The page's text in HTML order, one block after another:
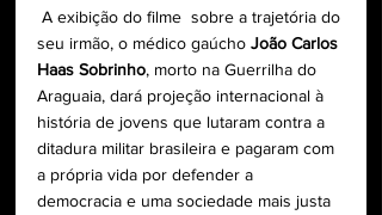
seu irmão, o médico gaúcho João Carlos
Haas Sobrinho, morto na Guerrilha do
Araguaia, dará projeção internacional à
história de jovens que lutaram contra a
ditadura militar brasileira e pagaram com
a própria vida por defender a
democracia e uma sociedade mais justa